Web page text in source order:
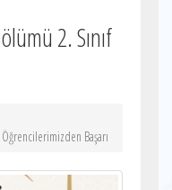
2. Sınıf
Başarı